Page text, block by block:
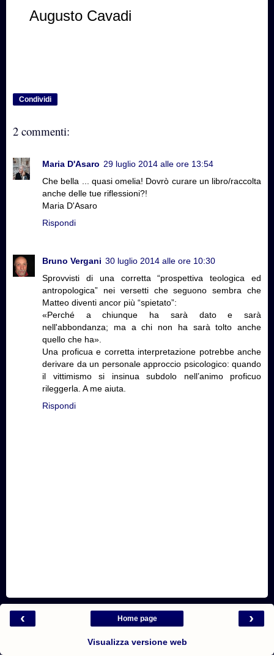
Augusto Cavadi
Condividi
2 commenti:
Maria D'Asaro 29 luglio 2014 alle ore 13:54
Che bella ... quasi omelia! Dovrò curare un libro/raccolta
anche delle tue riflessioni?!
Maria D'Asaro
Rispondi
Bruno Vergani 30 luglio 2014 alle ore 10:30
Sprovvisti di una corretta “prospettiva teologica ed
antropologica” nei versetti che seguono sembra che
Matteo diventi ancor più “spietato”:
«Perché a chiunque ha sarà dato e sarà
nell'abbondanza; ma a chi non ha sarà tolto anche
quello che ha».
Una proficua e corretta interpretazione potrebbe anche
derivare da un personale approccio psicologico: quando
il vittimismo si insinua subdolo nell’animo proficuo
rileggerla. A me aiuta.
Rispondi
‹ ›
Home page
Visualizza versione web